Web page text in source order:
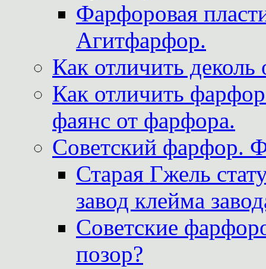
Фарфоровая
Агитфарфор.
Как отличить
Как отличить
фаянс от фарфора.
Советский фарфор.
Старая Гжель
завод клейма
Советские
позор?